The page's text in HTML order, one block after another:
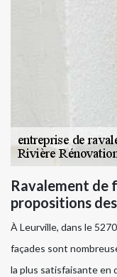
Ravalement de
propositions
À Leurville, dans le
façades sont
la plus satisfaisante en